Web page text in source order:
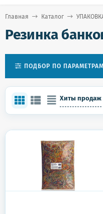
Главная Каталог
Резинка
ПОДБОР ПО ПАРАМЕТРАМ
Хиты продаж